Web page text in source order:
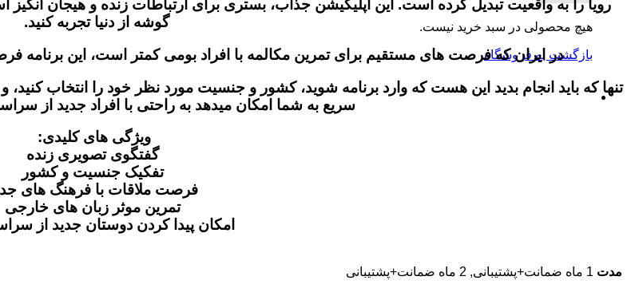
هیچ محصولی در سبد خرید نیست.
بازگشت به فروشگاه
رویا را به واقعیت تبدیل کرده است. این اپلیکیشن جذاب، بستری برای ارتباطات زنده و هیجان‌
گوشه از دنیا تجربه کنید.
در ایران که فرصت‌ های مستقیم برای تمرین مکالمه با افراد بومی کمتر است، این برنامه
تنها که باید انجام بدید این هست که وارد برنامه شوید، کشور و جنسیت مورد نظر خود را انتخاب
سریع به شما امکان میدهد به راحتی با افراد جدید از
ویژگی‌ های کلیدی:
گفتگوی تصویری زنده
تفکیک جنسیت و کشور
فرصت ملاقات با فرهنگ‌ های
تمرین موثر زبان‌ های خارجی
امکان پیدا کردن دوستان جدید از
مدت 1 ماه ضمانت+پشتیبانی, 2 ماه ضمانت+پشتیبانی